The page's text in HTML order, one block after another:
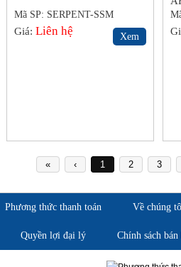
Mã SP: SERPENT-SSM
Giá:Liên hệ Xem
« ‹ 1 2 3
Phương thức thanh toán Về chúng
Quyền lợi đại lý Chính sách bán